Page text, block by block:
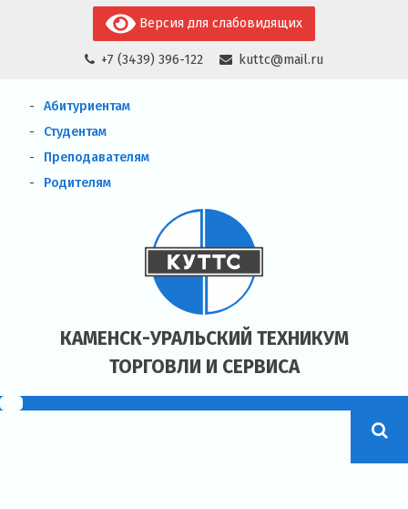
+7 (3439) 396-122 kuttc@mail.ru
Версия для слабовидящих
КАМЕНСК-УРАЛЬСКИЙ ТЕХНИКУМ
ТОРГОВЛИ И СЕРВИСА
Абитуриентам
Студентам
Преподавателям
Родителям